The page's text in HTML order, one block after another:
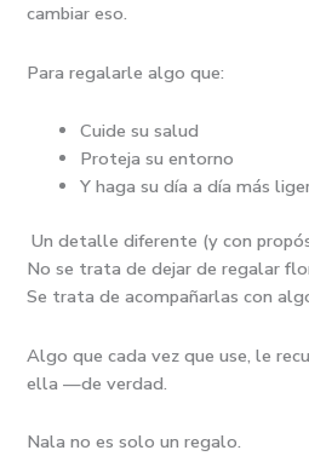
cambiar eso.
Para regalarle algo que:
Cuide su salud
Proteja su entorno
Y haga su día a día más
Un detalle diferente (y con
No se trata de dejar de regalar
Se trata de acompañarlas con
Algo que cada vez que use, le
ella —de verdad.
Nala no es solo un regalo.